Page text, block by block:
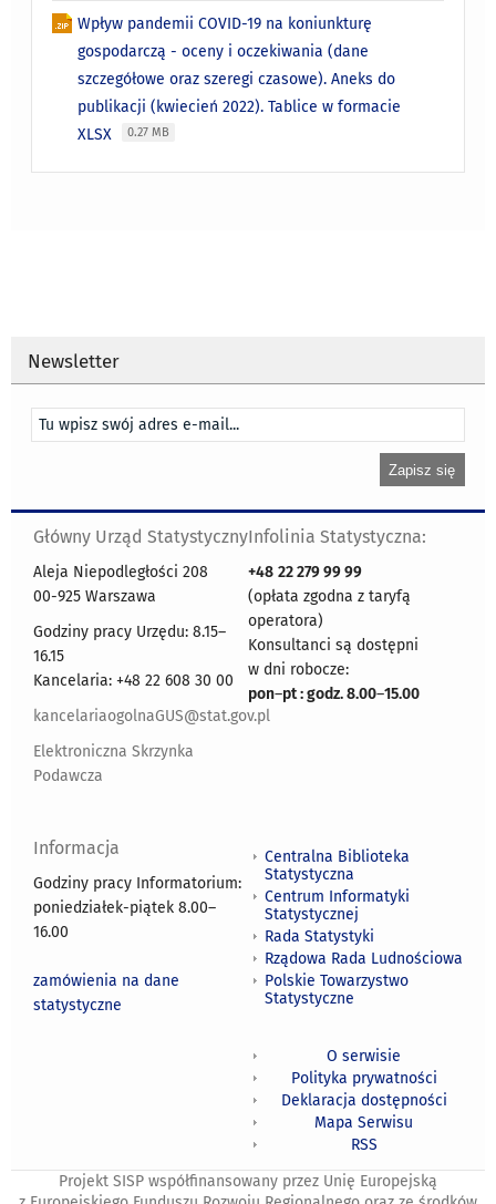
Wpływ pandemii COVID-19 na koniunkturę
gospodarczą - oceny i oczekiwania (dane
szczegółowe oraz szeregi czasowe). Aneks do
publikacji (kwiecień 2022). Tablice w formacie
XLSX
0.27 MB
Newsletter
Główny Urząd Statystyczny
Aleja Niepodległości 208
00-925 Warszawa
Godziny pracy Urzędu: 8.15–
16.15
Kancelaria: +48 22 608 30 00
kancelariaogolnaGUS@stat.gov.pl
Elektroniczna Skrzynka
Podawcza
Infolinia Statystyczna:
+48 22 279 99 99
(opłata zgodna z taryfą
operatora)
Konsultanci są dostępni
w dni robocze:
pon–pt : godz. 8.00–15.00
Informacja
Godziny pracy Informatorium:
poniedziałek-piątek 8.00–
16.00
zamówienia na dane
statystyczne
Centralna Biblioteka
Statystyczna
Centrum Informatyki
Statystycznej
Rada Statystyki
Rządowa Rada Ludnościowa
Polskie Towarzystwo
Statystyczne
O serwisie
Polityka prywatności
Deklaracja dostępności
Mapa Serwisu
RSS
Projekt SISP współfinansowany przez Unię Europejską